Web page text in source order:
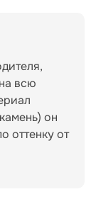
всю
он
оттенку от